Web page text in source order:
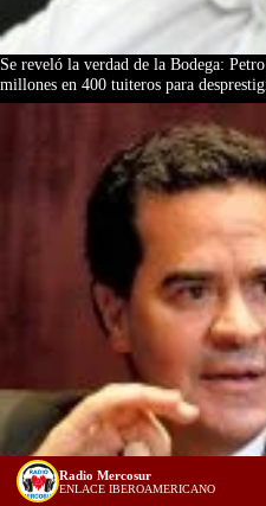
Se reveló la verdad de la Bodega:
millones en 400 tuiteros para
Radio Mercosur
ENLACE IBEROAMERICANO